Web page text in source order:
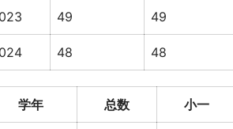
49 49
48 48
学年 总数 小一